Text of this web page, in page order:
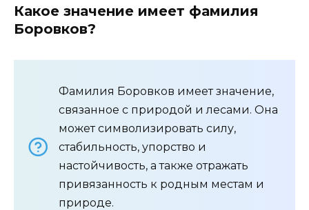
Какое значение имеет фамилия
Боровков?
Фамилия Боровков имеет значение,
связанное с природой и лесами. Она
может символизировать силу,
стабильность, упорство и
настойчивость, а также отражать
привязанность к родным местам и
природе.